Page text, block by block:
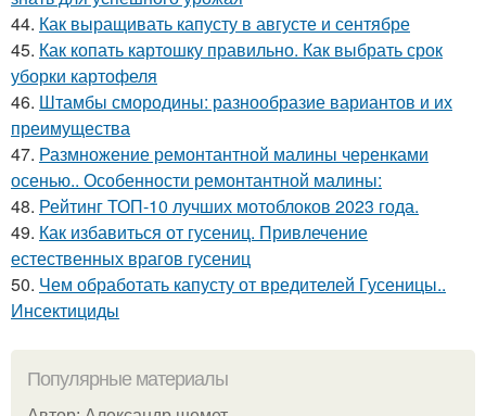
44. Как выращивать капусту в августе и сентябре
45. Как копать картошку правильно. Как выбрать срок
уборки картофеля
46. Штамбы смородины: разнообразие вариантов и их
преимущества
47. Размножение ремонтантной малины черенками
осенью.. Особенности ремонтантной малины:
48. Рейтинг ТОП-10 лучших мотоблоков 2023 года.
49. Как избавиться от гусениц. Привлечение
естественных врагов гусениц
50. Чем обработать капусту от вредителей Гусеницы..
Инсектициды
Популярные материалы